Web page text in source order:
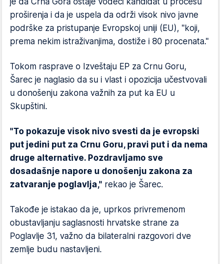
proširenja i da je uspela da održi visok nivo javne
podrške za pristupanje Evropskoj uniji (EU), "koji,
prema nekim istraživanjima, dostiže i 80 procenata."
Tokom rasprave o Izveštaju EP za Crnu Goru,
Šarec je naglasio da su i vlast i opozicija učestvovali
u donošenju zakona važnih za put ka EU u
Skupštini.
"To pokazuje visok nivo svesti da je evropski
put jedini put za Crnu Goru, pravi put i da nema
druge alternative. Pozdravljamo sve
dosadašnje napore u donošenju zakona za
zatvaranje poglavlja," rekao je Šarec.
Takođe je istakao da je, uprkos privremenom
obustavljanju saglasnosti hrvatske strane za
Poglavlje 31, važno da bilateralni razgovori dve
zemlje budu nastavljeni.